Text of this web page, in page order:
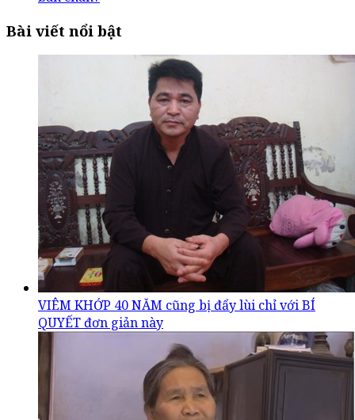
Bài viết nổi bật
VIÊM KHỚP 40 NĂM cũng bị đẩy lùi chỉ với BÍ
QUYẾT đơn giản này